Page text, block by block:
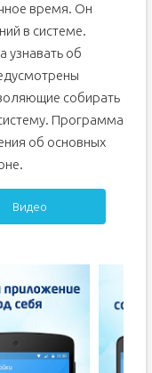
время. Он
в системе.
узнавать об
собирать
Программа
об основных
Видео